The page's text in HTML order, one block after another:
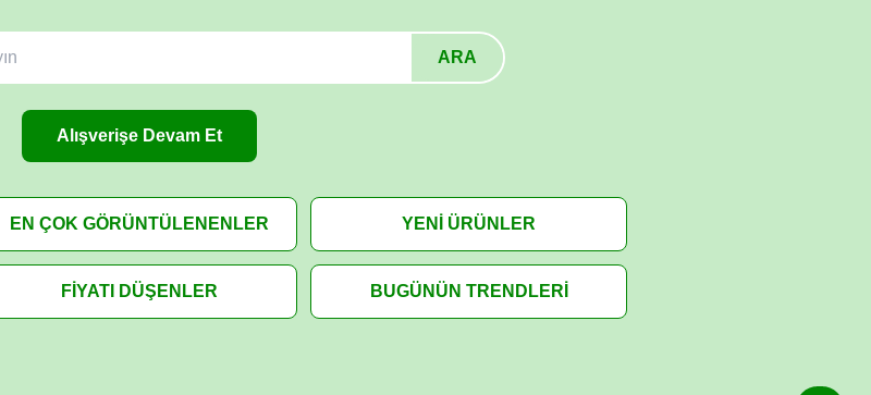
ARA
Alışverişe Devam Et
EN ÇOK GÖRÜNTÜLENENLER YENİ ÜRÜNLER
FİYATI DÜŞENLER BUGÜNÜN TRENDLERİ